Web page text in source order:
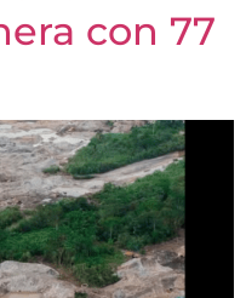
con 77